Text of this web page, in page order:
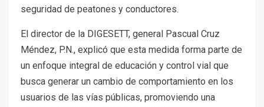
seguridad de peatones y conductores.
El director de la DIGESETT, general Pascual Cruz
Méndez, P.N., explicó que esta medida forma parte de
un enfoque integral de educación y control vial que
busca generar un cambio de comportamiento en los
usuarios de las vías públicas, promoviendo una